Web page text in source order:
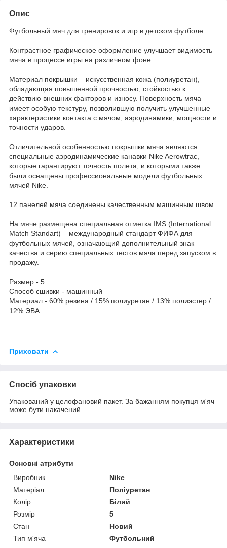
Опис
Футбольный мяч для тренировок и игр в детском футболе.
Контрастное графическое оформление улучшает видимость
мяча в процессе игры на различном фоне.
Материал покрышки – искусственная кожа (полиуретан),
обладающая повышенной прочностью, стойкостью к
действию внешних факторов и износу. Поверхность мяча
имеет особую текстуру, позволившую получить улучшенные
характеристики контакта с мячом, аэродинамики, мощности и
точности ударов.
Отличительной особенностью покрышки мяча являются
специальные аэродинамические канавки Nike Aerowtrac,
которые гарантируют точность полета, и которыми также
были оснащены профессиональные модели футбольных
мячей Nike.
12 панелей мяча соединены качественным машинным швом.
На мяче размещена специальная отметка IMS (International
Match Standart) – международный стандарт ФИФА для
футбольных мячей, означающий дополнительный знак
качества и серию специальных тестов мяча перед запуском в
продажу.
Размер - 5
Способ сшивки - машинный
Материал - 60% резина / 15% полиуретан / 13% полиэстер /
12% ЭВА
Приховати
Спосіб упаковки
Упакований у целофановий пакет. За бажанням покупця м'яч
може бути накачений.
Характеристики
Основні атрибути
Виробник
Nike
Матеріал
Поліуретан
Колір
Білий
Розмір
5
Стан
Новий
Тип м'яча
Футбольний